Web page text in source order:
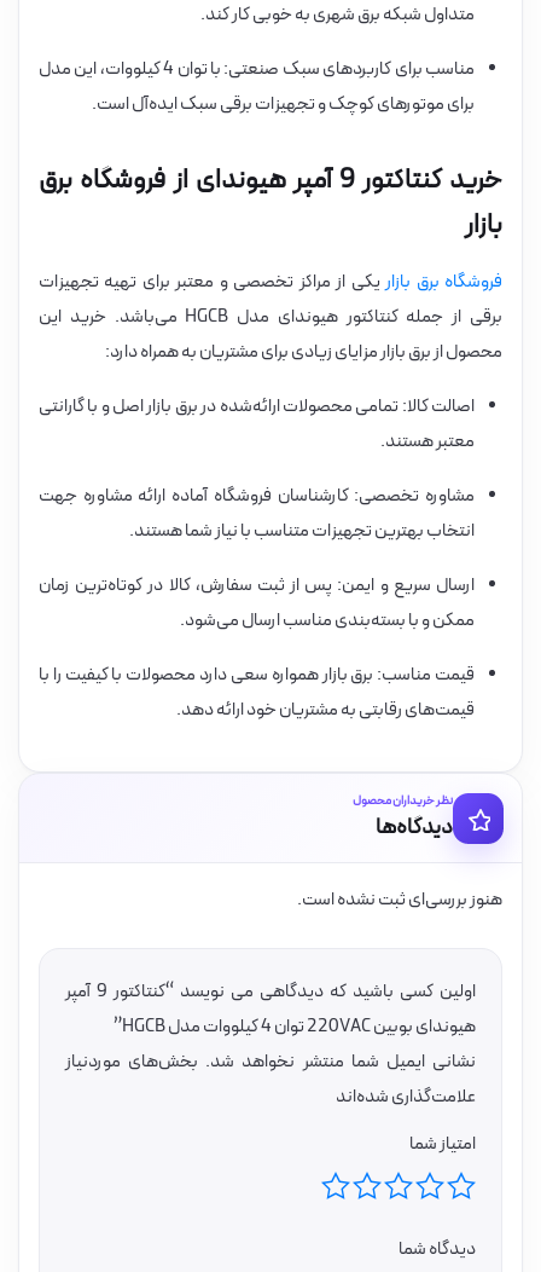
متداول شبکه برق شهری به خوبی کار کند.
مناسب برای کاربردهای سبک صنعتی: با توان 4 کیلووات، این مدل
برای موتورهای کوچک و تجهیزات برقی سبک ایده‌آل است.
خرید کنتاکتور 9 آمپر هیوندای از فروشگاه برق
بازار
فروشگاه برق بازاریکی از مراکز تخصصی و معتبر برای تهیه تجهیزات
برقی از جمله کنتاکتور هیوندای مدل HGCB می‌باشد. خرید این
محصول از برق بازار مزایای زیادی برای مشتریان به همراه دارد:
اصالت کالا: تمامی محصولات ارائه‌شده در برق بازار اصل و با گارانتی
معتبر هستند.
مشاوره تخصصی: کارشناسان فروشگاه آماده ارائه مشاوره جهت
انتخاب بهترین تجهیزات متناسب با نیاز شما هستند.
ارسال سریع و ایمن: پس از ثبت سفارش، کالا در کوتاه‌ترین زمان
ممکن و با بسته‌بندی مناسب ارسال می‌شود.
قیمت مناسب: برق بازار همواره سعی دارد محصولات با کیفیت را با
قیمت‌های رقابتی به مشتریان خود ارائه دهد.
نظر خریداران محصول
دیدگاه‌ها
هنوز بررسی‌ای ثبت نشده است.
اولین کسی باشید که دیدگاهی می نویسد “کنتاکتور 9 آمپر
هیوندای بوبین 220VAC توان 4 کیلووات مدل HGCB”
نشانی ایمیل شما منتشر نخواهد شد. بخش‌های موردنیاز
علامت‌گذاری شده‌اند
امتیاز شما
دیدگاه شما